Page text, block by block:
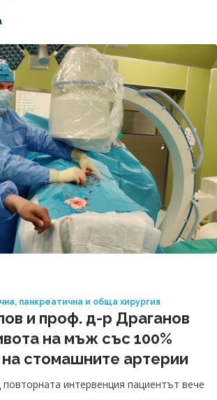
панкреатична и обща хирургия
и проф. д-р Драганов
на мъж със 100%
стомашните артерии
интервенция пациентът вече